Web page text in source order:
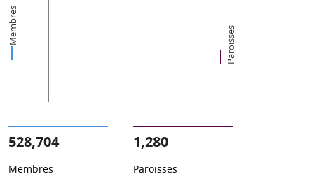
Membres Paroisses
528,704
Membres
1,280
Paroisses